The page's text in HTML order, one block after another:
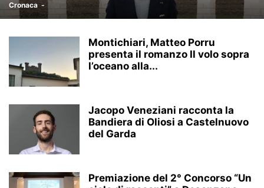
Cronaca -
Montichiari, Matteo Porru
presenta il romanzo Il volo sopra
l’oceano alla...
Jacopo Veneziani racconta la
Bandiera di Oliosi a Castelnuovo
del Garda
Premiazione del 2° Concorso “Un